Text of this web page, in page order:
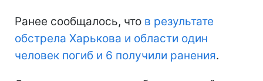
Ранее сообщалось, что в результате
обстрела Харькова и области один
человек погиб и 6 получили ранения.